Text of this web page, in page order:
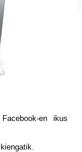
en ikus